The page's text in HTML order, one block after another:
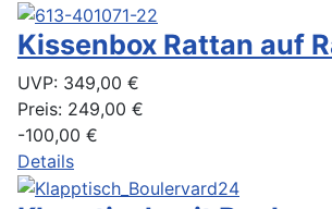
Kissenbox Rattan auf
UVP: 349,00 €
Preis: 249,00 €
-100,00 €
Details